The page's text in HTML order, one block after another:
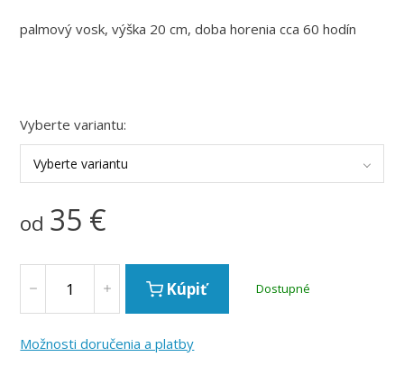
palmový vosk, výška 20 cm, doba horenia cca 60 hodín
Vyberte variantu:
Vyberte variantu
od 35 €
Kúpiť Dostupné
Možnosti doručenia a platby